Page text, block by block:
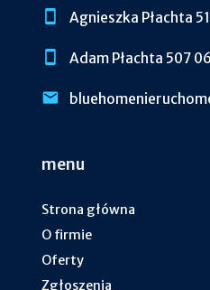
Agnieszka Płachta
Adam Płachta 507
menu
Strona główna
O firmie
Oferty
Zgłoszenia